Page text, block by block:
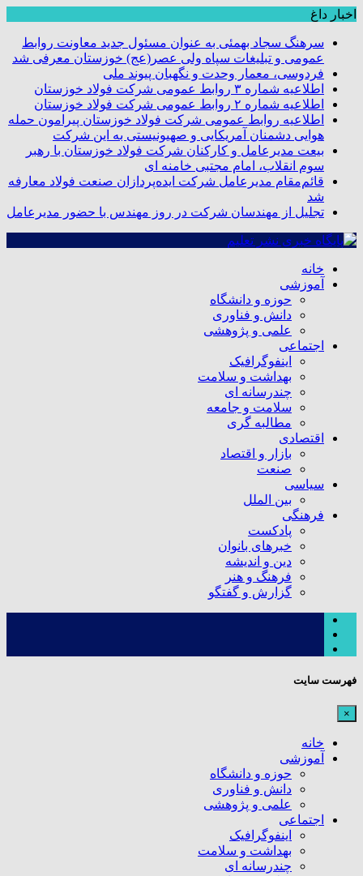
اخبار داغ
سرهنگ سجاد بهمئی به عنوان مسئول جدید معاونت روابط
عمومی و تبلیغات سپاه ولی عصر(عج) خوزستان معرفی شد
فردوسی، معمار وحدت و نگهبان پیوند ملی
اطلاعیه شماره ۳ روابط عمومی شرکت فولاد خوزستان
اطلاعیه شماره ۲ روابط عمومی شرکت فولاد خوزستان
اطلاعیه روابط عمومی شرکت فولاد خوزستان پیرامون حمله
هوایی دشمنان آمریکایی و صهیونیستی به این شرکت
بیعت مدیرعامل و کارکنان شرکت فولاد خوزستان با رهبر
سوم انقلاب، امام مجتبی خامنه ای
قائم‌مقام مدیرعامل شرکت ایده‌پردازان صنعت فولاد معارفه
شد
تجلیل از مهندسان شرکت در روز مهندس با حضور مدیرعامل
خانه
آموزشی
حوزه و دانشگاه
دانش و فناوری
علمی و پژوهشی
اجتماعی
اینفوگرافیک
بهداشت و سلامت
چندرسانه ای
سلامت و جامعه
مطالبه گری
اقتصادی
بازار و اقتصاد
صنعت
سیاسی
بین الملل
فرهنگی
پادکست
خبرهای بانوان
دین و اندیشه
فرهنگ و هنر
گزارش و گفتگو
فهرست سایت
×
خانه
آموزشی
حوزه و دانشگاه
دانش و فناوری
علمی و پژوهشی
اجتماعی
اینفوگرافیک
بهداشت و سلامت
چندرسانه ای